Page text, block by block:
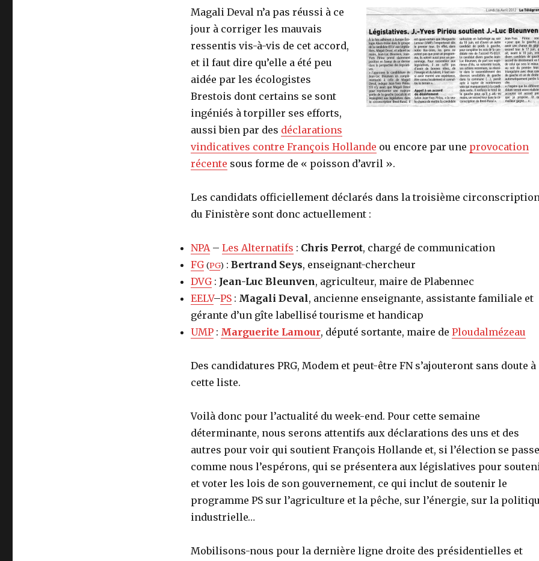
Magali Deval n’a pas réussi à ce
jour à corriger les mauvais
ressentis vis-à-vis de cet accord,
et il faut dire qu’elle a été peu
aidée par les écologistes
Brestois dont certains se sont
ingéniés à torpiller ses efforts,
aussi bien par des déclarations
vindicatives contre François Hollande ou encore par une provocation
récente sous forme de « poisson d’avril ».
Les candidats officiellement déclarés dans la troisième
du Finistère sont donc actuellement :
NPA– Les Alternatifs : Chris Perrot, chargé de communication
FG (PG): Bertrand Seys, enseignant-chercheur
DVG: Jean-Luc Bleunven, agriculteur, maire de Plabennec
EELV–PS: Magali Deval, ancienne enseignante, assistante familiale et
gérante d’un gîte labellisé tourisme et handicap
UMP: Marguerite Lamour, député sortante, maire de Ploudalmézeau
Des candidatures PRG, Modem et peut-être FN s’ajouteront sans doute à
cette liste.
Voilà donc pour l’actualité du week-end. Pour cette semaine
déterminante, nous serons attentifs aux déclarations des uns et des
autres pour voir qui soutient François Hollande et, si l’élection se passe
comme nous l’espérons, qui se présentera aux législatives pour
et voter les lois de son gouvernement, ce qui inclut de soutenir le
programme PS sur l’agriculture et la pêche, sur l’énergie, sur la
industrielle…
Mobilisons-nous pour la dernière ligne droite des présidentielles et